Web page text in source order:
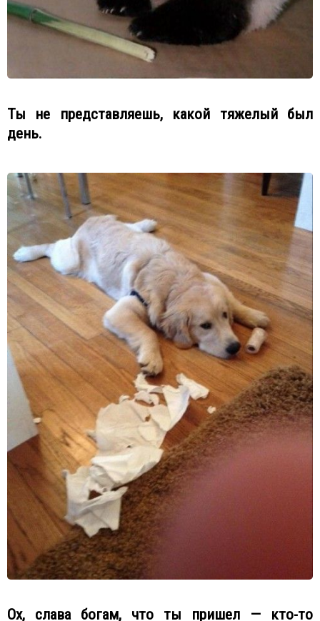
Ты не представляешь, какой тяжелый был
день.
Ох, слава богам, что ты пришел — кто-то